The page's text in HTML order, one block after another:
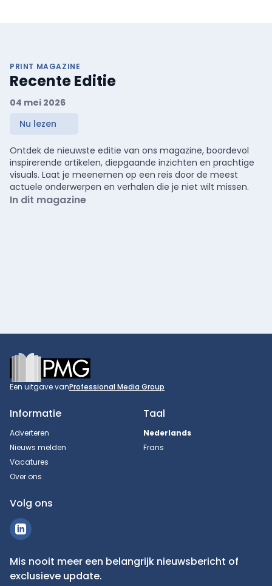
PRINT MAGAZINE
Recente Editie
04 mei 2026
Nu lezen
Ontdek de nieuwste editie van ons magazine, boordevol
inspirerende artikelen, diepgaande inzichten en prachtige
visuals. Laat je meenemen op een reis door de meest
actuele onderwerpen en verhalen die je niet wilt missen.
In dit magazine
Footer
Een uitgave vanProfessional Media Group
Informatie
Adverteren
Nieuws melden
Vacatures
Over ons
Taal
Nederlands
Frans
Volg ons
Mis nooit meer een belangrijk nieuwsbericht of
exclusieve update.